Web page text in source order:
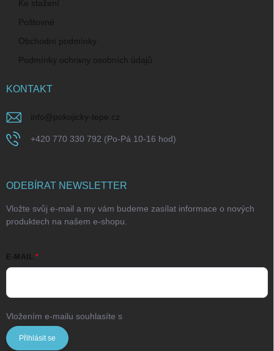
Ke stažení
Poštovné
Obchodní podmínky
Podmínky ochrany osobních údajů
KONTAKT
info@pokojicky-tepe.cz
+420 770 330 792 (Po-Pá 10-16 hod)
ODEBÍRAT NEWSLETTER
Vložte svůj e-mail a my vám budeme zasílat informace o nových
produktech na našem e-shopu.
E-MAIL
Vložením e-mailu souhlasíte s
Přihlásit se